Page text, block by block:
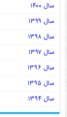
سال ۱۴۰۰
سال ۱۳۹۹
سال ۱۳۹۸
سال ۱۳۹۷
سال ۱۳۹۶
سال ۱۳۹۵
سال ۱۳۹۴